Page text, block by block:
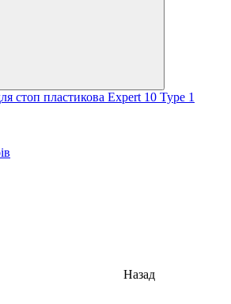
стоп пластикова Expert 10 Type 1
Назад